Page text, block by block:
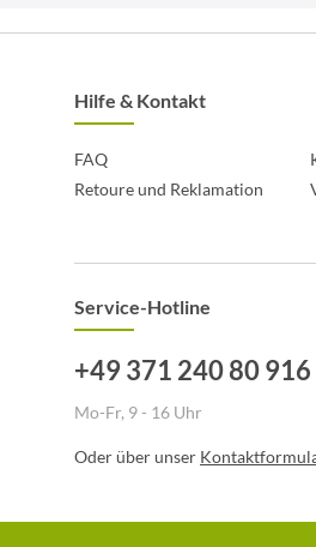
Service-Hotline
+49 371 240 80 916
Mo-Fr, 9 - 16 Uhr
Oder über unser
Hilfe & Kontakt
FAQ
Retoure und Reklamation